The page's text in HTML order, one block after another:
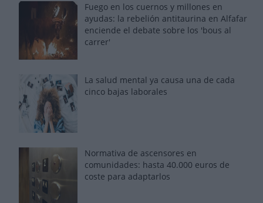
Fuego en los cuernos y millones en
ayudas: la rebelión antitaurina en Alfafar
enciende el debate sobre los 'bous al
carrer'
La salud mental ya causa una de cada
cinco bajas laborales
Normativa de ascensores en
comunidades: hasta 40.000 euros de
coste para adaptarlos